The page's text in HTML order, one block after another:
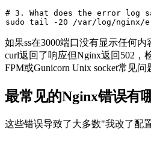
# 3. What does the error log
sudo tail
如果ss在3000端口没有显示任何
curl返回了响应但Nginx返回502，
FPM或Gunicorn Unix socket常见问
最常见的Nginx错误有
这些错误导致了大多数"我改了配